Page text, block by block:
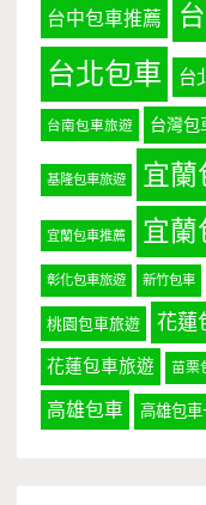
台中包車推薦
台北包車 台
台南包車旅遊 台灣包
基隆包車旅遊 宜蘭
宜蘭包車推薦 宜蘭
彰化包車旅遊 新竹包車
桃園包車旅遊 花蓮
花蓮包車旅遊 苗栗
高雄包車 高雄包